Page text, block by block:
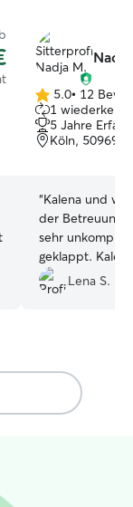
direkter Nähe.
jederzeit
sicher, ruhig
5.0
von
5
Sternen
5.0• 12
1
5 Jahre
Köln, 50969
“Kalena und
der Betreuung
sehr
geklappt.
wohl gefühlt
denen Kalena
Lena S.